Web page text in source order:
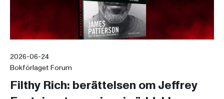
2026-06-24
Bokförlaget Forum
Filthy Rich: berättelsen om Jeffrey